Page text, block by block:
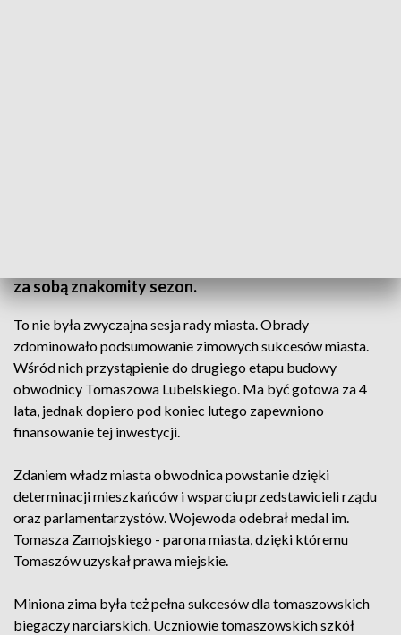
za sobą znakomity sezon.
To nie była zwyczajna sesja rady miasta. Obrady
zdominowało podsumowanie zimowych sukcesów miasta.
Wśród nich przystąpienie do drugiego etapu budowy
obwodnicy Tomaszowa Lubelskiego. Ma być gotowa za 4
lata, jednak dopiero pod koniec lutego zapewniono
finansowanie tej inwestycji.
Zdaniem władz miasta obwodnica powstanie dzięki
determinacji mieszkańców i wsparciu przedstawicieli rządu
oraz parlamentarzystów. Wojewoda odebrał medal im.
Tomasza Zamojskiego - parona miasta, dzięki któremu
Tomaszów uzyskał prawa miejskie.
Miniona zima była też pełna sukcesów dla tomaszowskich
biegaczy narciarskich. Uczniowie tomaszowskich szkół